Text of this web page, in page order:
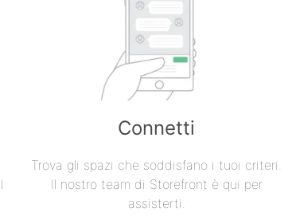
Connetti
Trova gli spazi che soddisfano i tuoi criteri.
Il nostro team di Storefront è qui per
assisterti.